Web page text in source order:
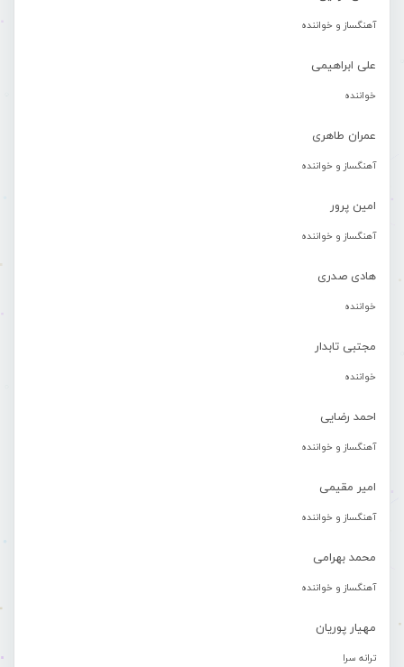
آهنگساز و خواننده
علی ابراهیمی
خواننده
عمران طاهری
آهنگساز و خواننده
امین پرور
آهنگساز و خواننده
هادی صدری
خواننده
مجتبی تابدار
خواننده
احمد رضایی
آهنگساز و خواننده
امیر مقیمی
آهنگساز و خواننده
محمد بهرامی
آهنگساز و خواننده
مهیار پوریان
ترانه سرا